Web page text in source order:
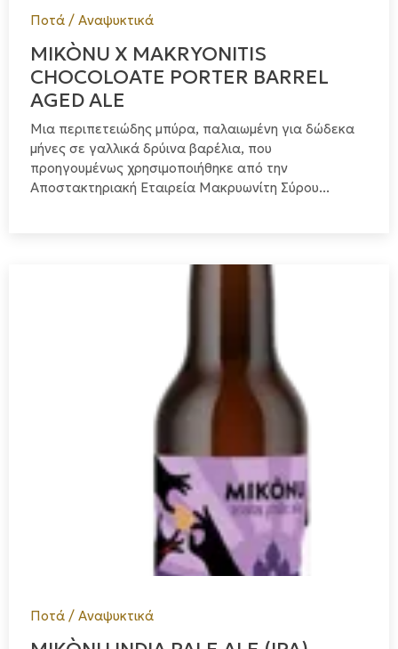
Ποτά / Αναψυκτικά
MIKÒNU X MAKRYONITIS
CHOCOLOATE PORTER BARREL
AGED ALE
Μια περιπετειώδης μπύρα, παλαιωμένη για δώδεκα
μήνες σε γαλλικά δρύινα βαρέλια, που
προηγουμένως χρησιμοποιήθηκε από την
Αποστακτηριακή Εταιρεία Μακρυωνίτη Σύρου...
Ποτά / Αναψυκτικά